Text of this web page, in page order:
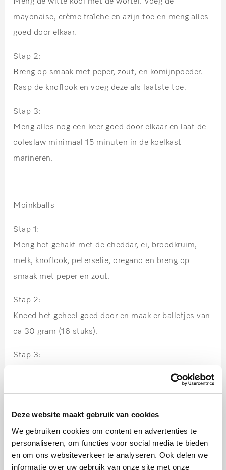
Deze website maakt gebruik van cookies
We gebruiken cookies om content en advertenties te
personaliseren, om functies voor social media te bieden
en om ons websiteverkeer te analyseren. Ook delen we
informatie over uw gebruik van onze site met onze
mayonaise, crème fraîche en azijn toe en meng alles
goed door elkaar.
Stap 2:
Breng op smaak met peper, zout, en komijnpoeder.
Rasp de knoflook en voeg deze als laatste toe.
Stap 3:
Meng alles nog een keer goed door elkaar en laat de
coleslaw minimaal 15 minuten in de koelkast
marineren.
Moinkballs
Stap 1:
Meng het gehakt met de cheddar, ei, broodkruim,
melk, knoflook, peterselie, oregano en breng op
smaak met peper en zout.
Stap 2:
Kneed het geheel goed door en maak er balletjes van
ca 30 gram (16 stuks).
Stap 3:
Stap 4:
Wikkel een plakje spek om de gehaktballetjes en zet
Zet de balletjes voor 30 minuten in de koelkast om